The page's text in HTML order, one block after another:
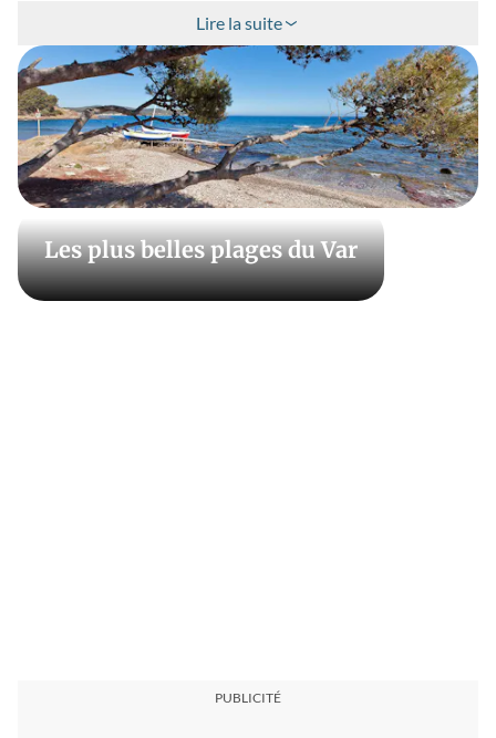
Laissez-vous inspirer par nos reportages pour
composer votre prochain week-end. Quelle que soit la
région en France, retrouvez des idées de randos
sportives, des circuits pour se balader dans les villes
ainsi que les bonnes adresses à ne pas rater. Donc,
avant de partir, en famille, entre amis ou en couple,
repérez tous les secrets des régions et des terroirs de
France dans Détours en France, le magazine des
régions françaises.
Lire la suite
Les plus belles plages du Var